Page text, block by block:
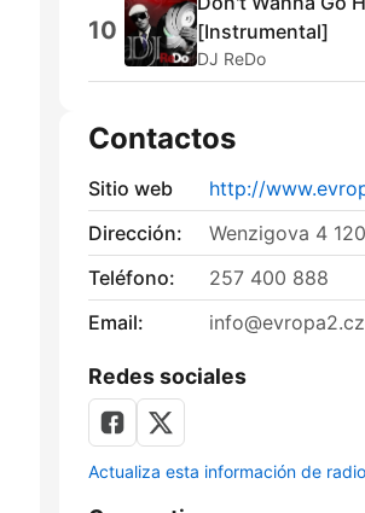
10
[Instrumental]
DJ ReDo
Contactos
Sitio web
http://
Dirección:
Wenzigova 4
Teléfono:
257 400 888
Email:
info@evropa2.cz
Redes sociales
Actualiza esta información de radio